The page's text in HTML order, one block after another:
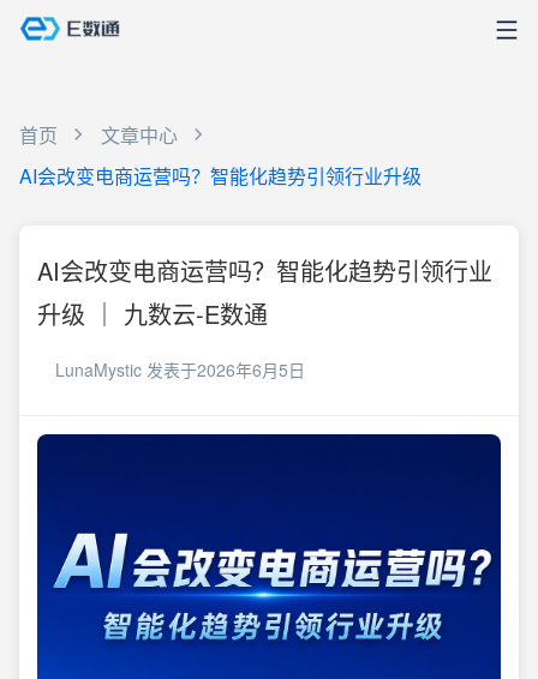
首页
文章中心
AI会改变电商运营吗？智能化趋势引领行业升级
AI会改变电商运营吗？智能化趋势引领行业
升级 ｜ 九数云-E数通
LunaMystic 发表于2026年6月5日